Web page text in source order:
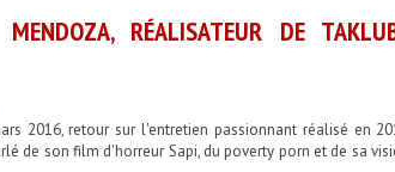
MENDOZA, RÉALISATEUR DE
2016, retour sur l'entretien passionnant réalisé en
de son film d'horreur Sapi, du poverty porn et de sa